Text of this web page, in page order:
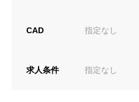
CAD 指定なし
求人条件 指定なし